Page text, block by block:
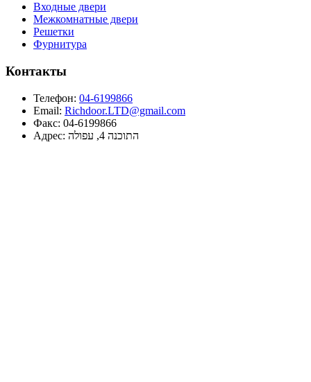
Входные двери
Межкомнатные двери
Решетки
Фурнитура
Контакты
Телефон: 04-6199866
Email: Richdoor.LTD@gmail.com
Факс: 04-6199866
Адрес:
התוכנה 4, עפולה